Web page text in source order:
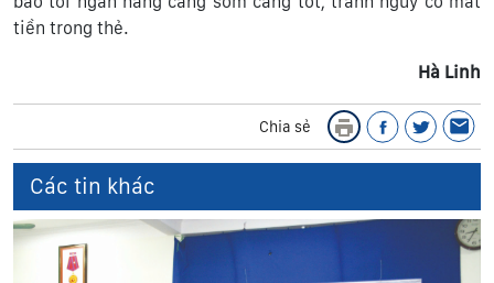
tiền trong thẻ.
Hà Linh
Chia sẻ
Các tin khác